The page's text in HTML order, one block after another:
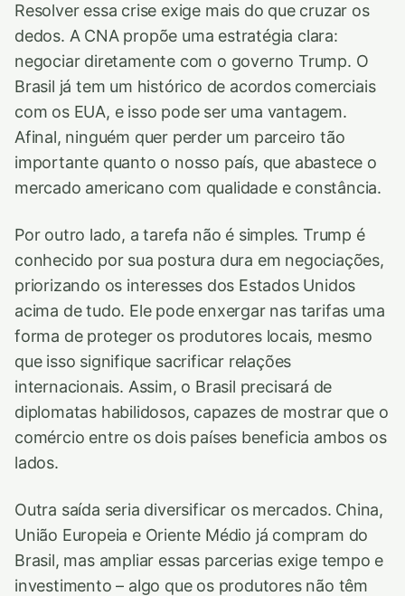
Resolver essa crise exige mais do que cruzar os
dedos. A CNA propõe uma estratégia clara:
negociar diretamente com o governo Trump. O
Brasil já tem um histórico de acordos comerciais
com os EUA, e isso pode ser uma vantagem.
Afinal, ninguém quer perder um parceiro tão
importante quanto o nosso país, que abastece o
mercado americano com qualidade e constância.
Por outro lado, a tarefa não é simples. Trump é
conhecido por sua postura dura em negociações,
priorizando os interesses dos Estados Unidos
acima de tudo. Ele pode enxergar nas tarifas uma
forma de proteger os produtores locais, mesmo
que isso signifique sacrificar relações
internacionais. Assim, o Brasil precisará de
diplomatas habilidosos, capazes de mostrar que o
comércio entre os dois países beneficia ambos os
lados.
Outra saída seria diversificar os mercados. China,
União Europeia e Oriente Médio já compram do
Brasil, mas ampliar essas parcerias exige tempo e
investimento – algo que os produtores não têm